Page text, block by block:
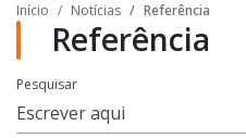
Início Notícias Referência
Referência
Pesquisar